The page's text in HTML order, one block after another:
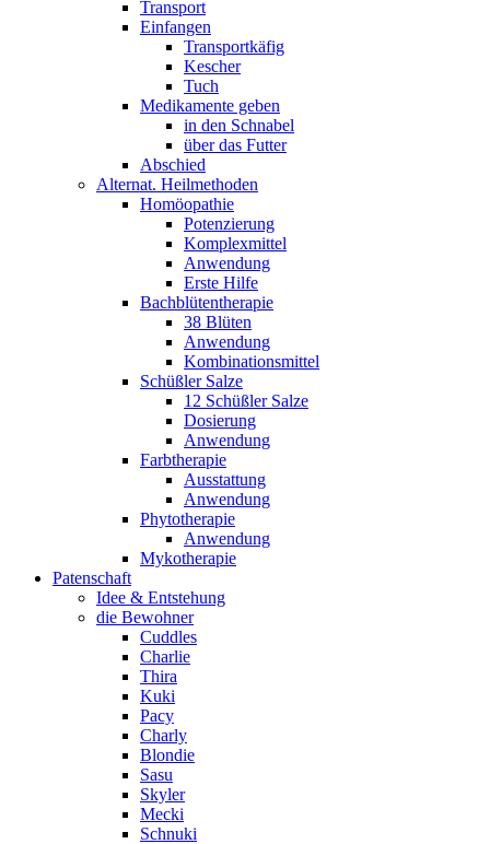
Transport
Einfangen
Transportkäfig
Kescher
Tuch
Medikamente geben
in den Schnabel
über das Futter
Abschied
Alternat. Heilmethoden
Homöopathie
Potenzierung
Komplexmittel
Anwendung
Erste Hilfe
Bachblütentherapie
38 Blüten
Anwendung
Kombinationsmittel
Schüßler Salze
12 Schüßler Salze
Dosierung
Anwendung
Farbtherapie
Ausstattung
Anwendung
Phytotherapie
Anwendung
Mykotherapie
Patenschaft
Idee & Entstehung
die Bewohner
Cuddles
Charlie
Thira
Kuki
Pacy
Charly
Blondie
Sasu
Skyler
Mecki
Schnuki